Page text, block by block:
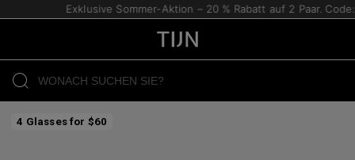
Exklusive Sommer-Aktion – 20 % Rabatt auf 2 Paar. Code:
4 Glasses for $60